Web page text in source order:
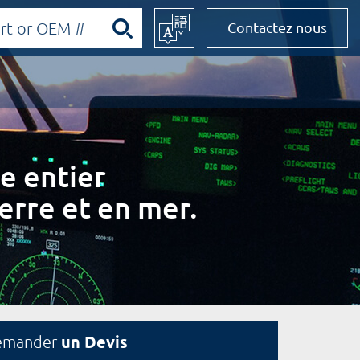
Contactez nous
entier
et en mer.
un Devis